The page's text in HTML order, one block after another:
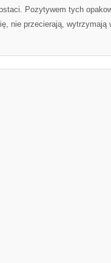
Pozytywem tych
nie przecierają, wytrzymają